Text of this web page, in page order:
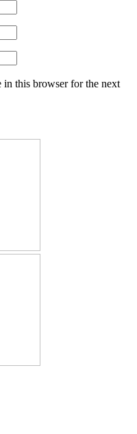
in this browser for the next